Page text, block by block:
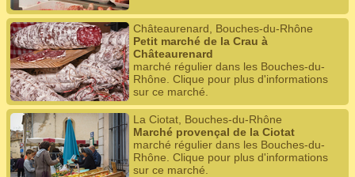
Châteaurenard, Bouches-du-Rhône
Petit marché de la Crau à
Châteaurenard
marché régulier dans les Bouches-du-
Rhône. Clique pour plus d'informations
sur ce marché.
La Ciotat, Bouches-du-Rhône
Marché provençal de la Ciotat
marché régulier dans les Bouches-du-
Rhône. Clique pour plus d'informations
sur ce marché.